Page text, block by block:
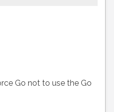
Go not to use the Go